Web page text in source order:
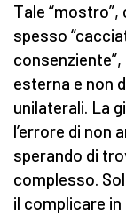
Tale “mostro”,
spesso
esterna e non
unilaterali. La
l’errore di non
sperando di
complesso.
il complicare